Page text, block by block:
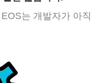
는 개발자가 아직